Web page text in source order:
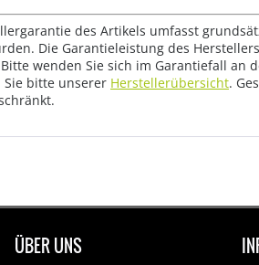
des Artikels umfasst
Die Garantieleistung des
wenden Sie sich im Garantiefall an
bitte unserer Herstellerübersicht.
ÜBER UNS